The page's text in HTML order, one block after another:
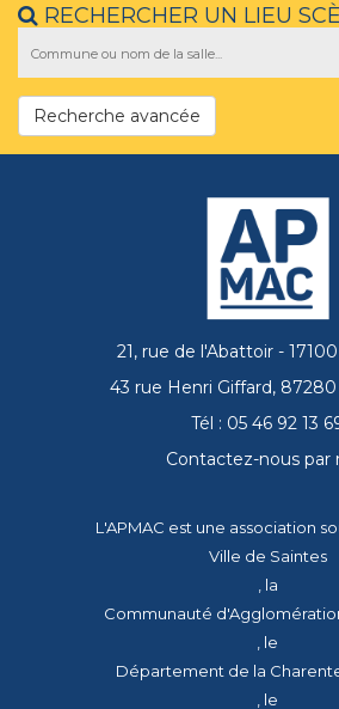
RECHERCHER UN LIEU
Recherche avancée
21, rue de l'Abattoir -
43 rue Henri Giffard,
Tél : 05 46 92 13
Contactez-nous par
L'APMAC est une association
Ville de Saintes
, la
Communauté
, le
Département de la
, le